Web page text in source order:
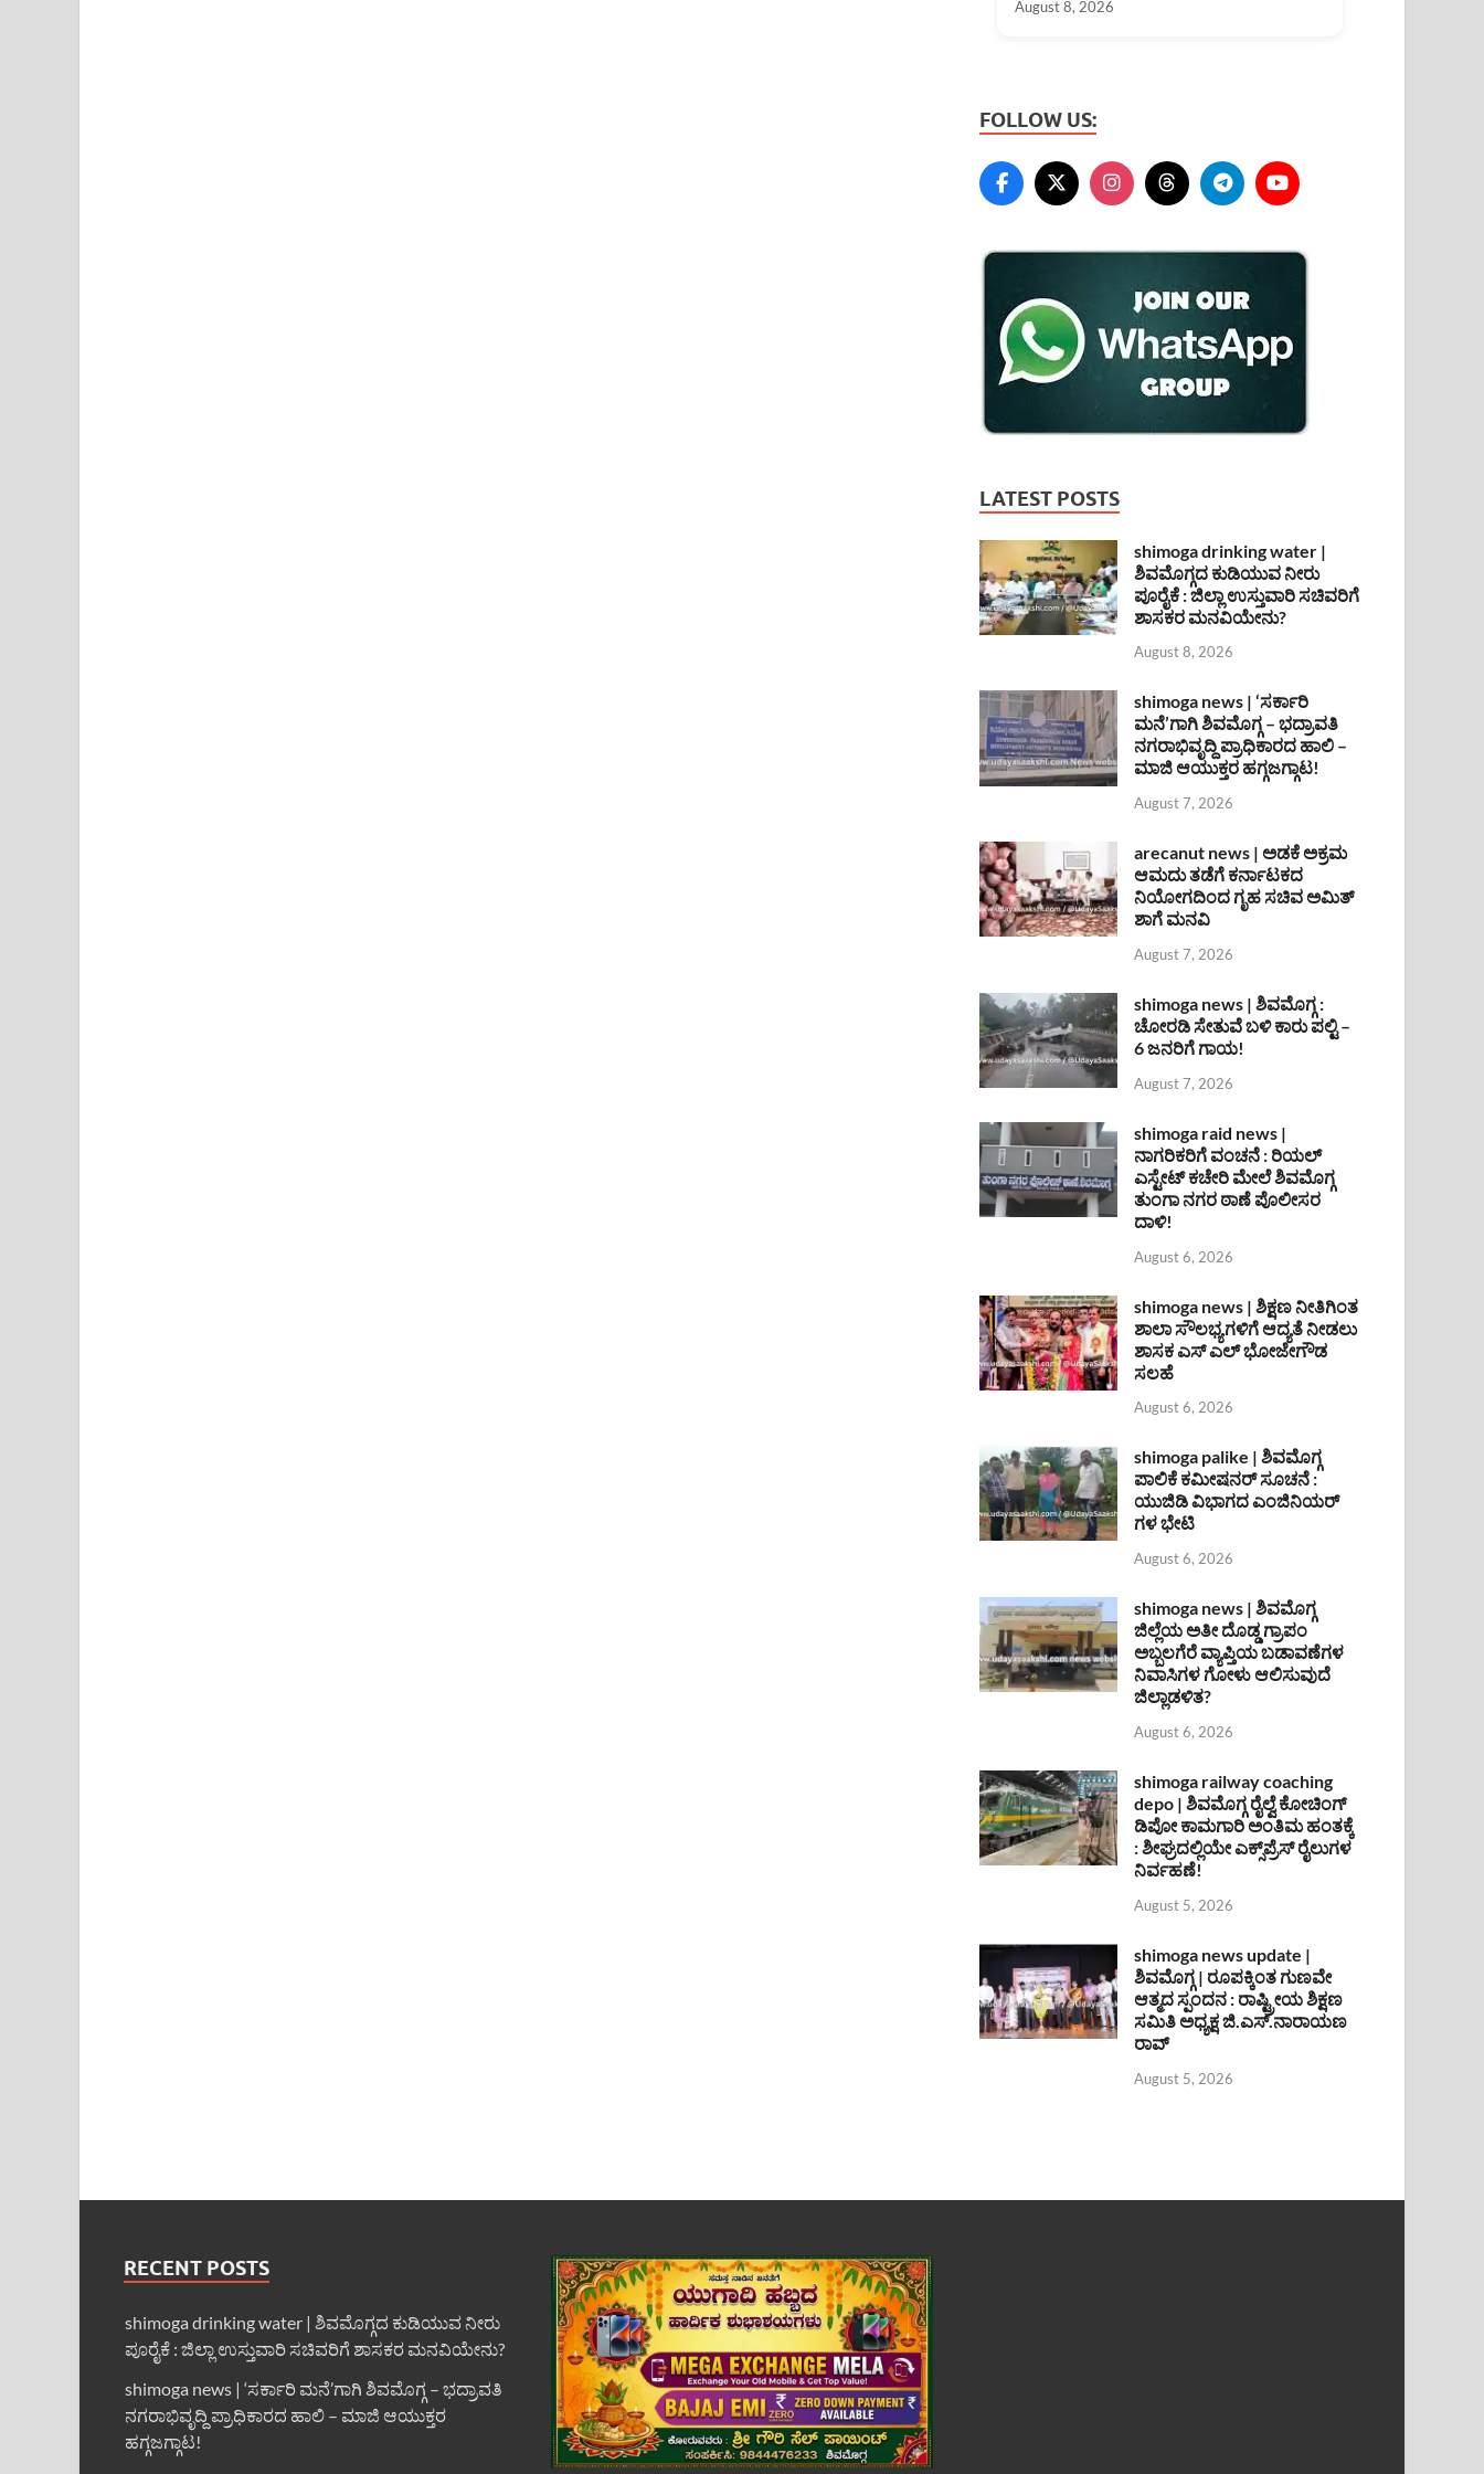
August 8, 2026
FOLLOW US:
LATEST POSTS
shimoga drinking water |
ಶಿವಮೊಗ್ಗದ ಕುಡಿಯುವ ನೀರು
ಪೂರೈಕೆ : ಜಿಲ್ಲಾ ಉಸ್ತುವಾರಿ ಸಚಿವರಿಗೆ
ಶಾಸಕರ ಮನವಿಯೇನು?
August 8, 2026
shimoga news | ‘ಸರ್ಕಾರಿ
ಮನೆ’ಗಾಗಿ ಶಿವಮೊಗ್ಗ – ಭದ್ರಾವತಿ
ನಗರಾಭಿವೃದ್ದಿ ಪ್ರಾಧಿಕಾರದ ಹಾಲಿ –
ಮಾಜಿ ಆಯುಕ್ತರ ಹಗ್ಗಜಗ್ಗಾಟ!
August 7, 2026
arecanut news | ಅಡಕೆ ಅಕ್ರಮ
ಆಮದು ತಡೆಗೆ ಕರ್ನಾಟಕದ
ನಿಯೋಗದಿಂದ ಗೃಹ ಸಚಿವ ಅಮಿತ್
ಶಾಗೆ ಮನವಿ
August 7, 2026
shimoga news | ಶಿವಮೊಗ್ಗ :
ಚೋರಡಿ ಸೇತುವೆ ಬಳಿ ಕಾರು ಪಲ್ಟಿ –
6 ಜನರಿಗೆ ಗಾಯ!
August 7, 2026
shimoga raid news |
ನಾಗರಿಕರಿಗೆ ವಂಚನೆ : ರಿಯಲ್
ಎಸ್ಟೇಟ್ ಕಚೇರಿ ಮೇಲೆ ಶಿವಮೊಗ್ಗ
ತುಂಗಾ ನಗರ ಠಾಣೆ ಪೊಲೀಸರ
ದಾಳಿ!
August 6, 2026
shimoga news | ಶಿಕ್ಷಣ ನೀತಿಗಿಂತ
ಶಾಲಾ ಸೌಲಭ್ಯಗಳಿಗೆ ಆದ್ಯತೆ ನೀಡಲು
ಶಾಸಕ ಎಸ್ ಎಲ್ ಭೋಜೇಗೌಡ
ಸಲಹೆ
August 6, 2026
shimoga palike | ಶಿವಮೊಗ್ಗ
ಪಾಲಿಕೆ ಕಮೀಷನರ್ ಸೂಚನೆ :
ಯುಜಿಡಿ ವಿಭಾಗದ ಎಂಜಿನಿಯರ್
ಗಳ ಭೇಟಿ
August 6, 2026
shimoga news | ಶಿವಮೊಗ್ಗ
ಜಿಲ್ಲೆಯ ಅತೀ ದೊಡ್ಡ ಗ್ರಾಪಂ
ಅಬ್ಬಲಗೆರೆ ವ್ಯಾಪ್ತಿಯ ಬಡಾವಣೆಗಳ
ನಿವಾಸಿಗಳ ಗೋಳು ಆಲಿಸುವುದೆ
ಜಿಲ್ಲಾಡಳಿತ?
August 6, 2026
shimoga railway coaching
depo | ಶಿವಮೊಗ್ಗ ರೈಲ್ವೆ ಕೋಚಿಂಗ್
ಡಿಪೋ ಕಾಮಗಾರಿ ಅಂತಿಮ ಹಂತಕ್ಕೆ
: ಶೀಘ್ರದಲ್ಲಿಯೇ ಎಕ್ಸ್‌ಪ್ರೆಸ್ ರೈಲುಗಳ
ನಿರ್ವಹಣೆ!
August 5, 2026
shimoga news update |
ಶಿವಮೊಗ್ಗ | ರೂಪಕ್ಕಿಂತ ಗುಣವೇ
ಆತ್ಮದ ಸ್ಪಂದನ : ರಾಷ್ಟ್ರೀಯ ಶಿಕ್ಷಣ
ಸಮಿತಿ ಅಧ್ಯಕ್ಷ ಜಿ.ಎಸ್.ನಾರಾಯಣ
ರಾವ್
August 5, 2026
RECENT POSTS
shimoga drinking water | ಶಿವಮೊಗ್ಗದ ಕುಡಿಯುವ ನೀರು
ಪೂರೈಕೆ : ಜಿಲ್ಲಾ ಉಸ್ತುವಾರಿ ಸಚಿವರಿಗೆ ಶಾಸಕರ ಮನವಿಯೇನು?
shimoga news | ‘ಸರ್ಕಾರಿ ಮನೆ’ಗಾಗಿ ಶಿವಮೊಗ್ಗ – ಭದ್ರಾವತಿ
ನಗರಾಭಿವೃದ್ದಿ ಪ್ರಾಧಿಕಾರದ ಹಾಲಿ – ಮಾಜಿ ಆಯುಕ್ತರ
ಹಗ್ಗಜಗ್ಗಾಟ!